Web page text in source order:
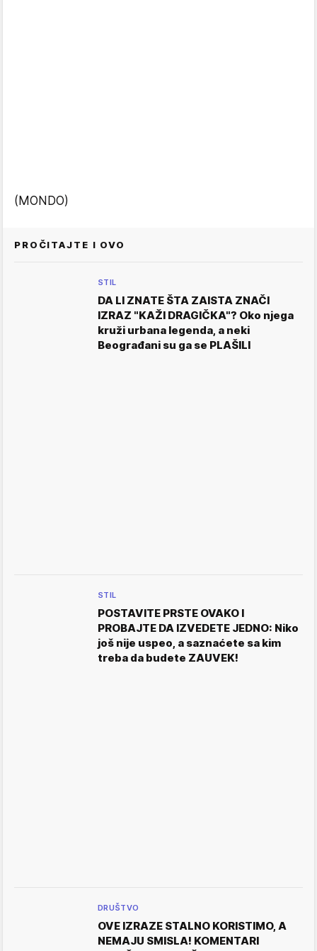
(MONDO)
PROČITAJTE I OVO
STIL
DA LI ZNATE ŠTA ZAISTA ZNAČI
IZRAZ "KAŽI DRAGIČKA"? Oko njega
kruži urbana legenda, a neki
Beograđani su ga se PLAŠILI
STIL
POSTAVITE PRSTE OVAKO I
PROBAJTE DA IZVEDETE JEDNO: Niko
još nije uspeo, a saznaćete sa kim
treba da budete ZAUVEK!
DRUŠTVO
OVE IZRAZE STALNO KORISTIMO, A
NEMAJU SMISLA! KOMENTARI